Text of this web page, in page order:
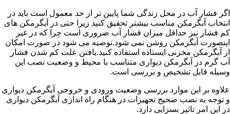
اگر فشار آب در محل زندگی شما پایین تر از حد معمول است باید در
انتخاب آبگرمکن مناسب بیشتر تحقیق کنید زیرا حتی در آبگرمکن های
کم فشار نیز حداقل میزان فشار آب ضروری است چرا که در غیر
اینصورت آبگرمکن روشن نمی شود.توصیه می شود در صورت امکان
از آبگرمکن مخزنی ایستاده استفاده کنید.یافتن علت کم شدن فشار
آب گرم در آبگرمکن دیواری متناسب با محیط و وضعیت نصب این
وسیله قابل تشخیص و بررسی است.
علاوه بر این موارد بررسی وضعیت ورودی و خروجی آبگرمکن دیواری
و توجه به نصب صحیح تجهیزات در هنگام راه اندازی آبگرمکن دیواری
در این امر تاثیر بسزایی دارد.